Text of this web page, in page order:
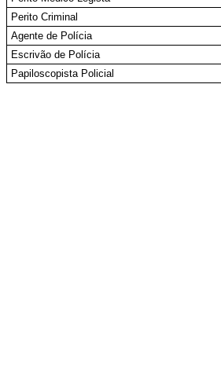
Perito Criminal
Agente de Polícia
Escrivão de Polícia
Papiloscopista Policial